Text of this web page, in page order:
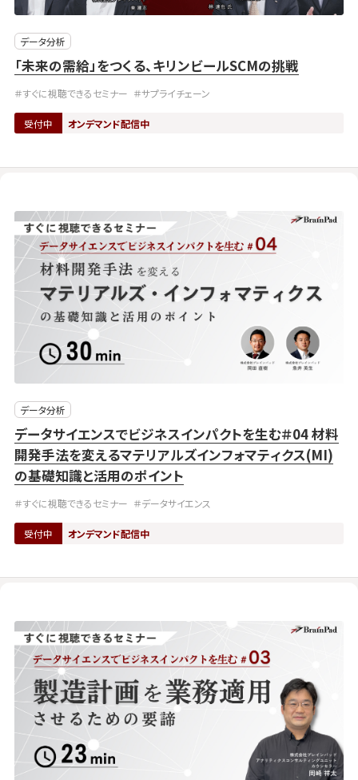
データ分析
「未来の需給」をつくる、キリンビールSCMの挑戦
＃すぐに視聴できるセミナー ＃サプライチェーン
受付中 オンデマンド配信中
データ分析
データサイエンスでビジネスインパクトを生む＃04 材料
開発手法を変えるマテリアルズインフォマティクス(MI)
の基礎知識と活用のポイント
＃すぐに視聴できるセミナー ＃データサイエンス
受付中 オンデマンド配信中